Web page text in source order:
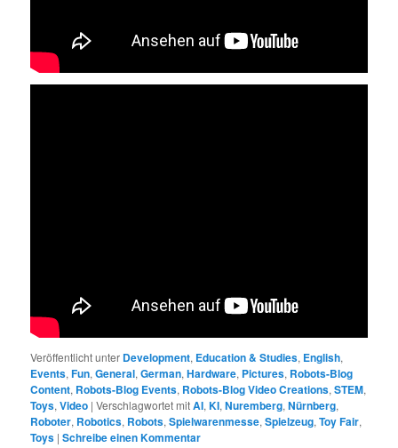
Veröffentlicht unter Development, Education & Studies, English,
Events,Fun,General,German,Hardware, Pictures, Robots-Blog
Content, Robots-Blog Events, Robots-Blog Video Creations,STEM,
Toys,Video |Verschlagwortet mitAI,KI,Nuremberg,Nürnberg,
Roboter, Robotics, Robots,Spielwarenmesse,Spielzeug,Toy Fair,
Toys |Schreibe einen Kommentar